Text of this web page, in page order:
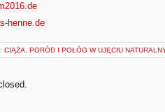
henne.de
CIĄŻA, PORÓD I POŁÓG W UJĘCIU